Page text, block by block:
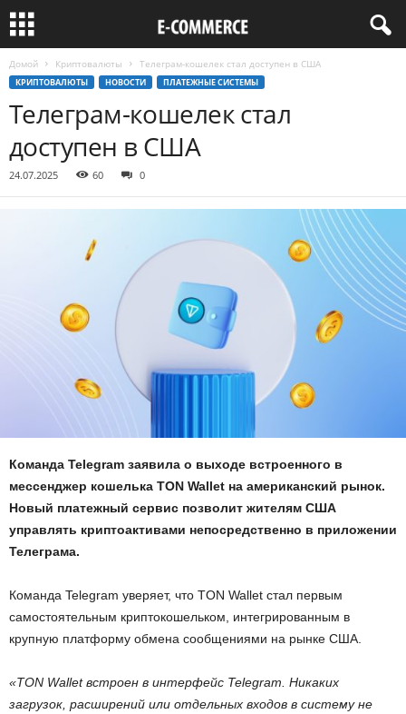
Домой Криптовалюты Телеграм-кошелек стал доступен в США
КРИПТОВАЛЮТЫ НОВОСТИ ПЛАТЕЖНЫЕ СИСТЕМЫ
Телеграм-кошелек стал
доступен в США
24.07.2025 60 0
Команда Telegram заявила о выходе встроенного в
мессенджер кошелька TON Wallet на американский рынок.
Новый платежный сервис позволит жителям США
управлять криптоактивами непосредственно в приложении
Телеграма.
Команда Telegram уверяет, что TON Wallet стал первым
самостоятельным криптокошельком, интегрированным в
крупную платформу обмена сообщениями на рынке США.
«TON Wallet встроен в интерфейс Telegram. Никаких
загрузок, расширений или отдельных входов в систему не